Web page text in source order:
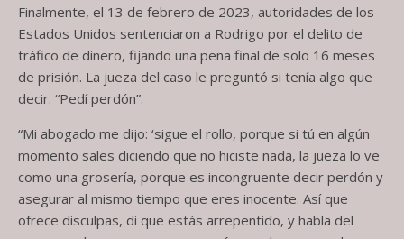
Finalmente, el 13 de febrero de 2023, autoridades de los
Estados Unidos sentenciaron a Rodrigo por el delito de
tráfico de dinero, fijando una pena final de solo 16 meses
de prisión. La jueza del caso le preguntó si tenía algo que
decir. “Pedí perdón”.
“Mi abogado me dijo: ‘sigue el rollo, porque si tú en algún
momento sales diciendo que no hiciste nada, la jueza lo ve
como una grosería, porque es incongruente decir perdón y
asegurar al mismo tiempo que eres inocente. Así que
ofrece disculpas, di que estás arrepentido, y habla del